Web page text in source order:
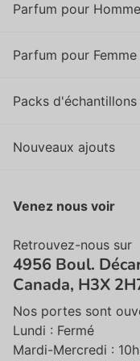
Parfum pour Homme
Parfum pour Femme
Packs d'échantillons
Nouveaux ajouts
Venez nous voir
Retrouvez-nous sur
4956 Boul.
Canada, H3X
Nos portes sont
Lundi : Fermé
Mardi-Mercredi :